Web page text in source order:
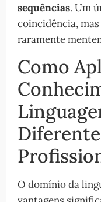
sequências. Um
coincidência,
raramente
Como
O domínio da